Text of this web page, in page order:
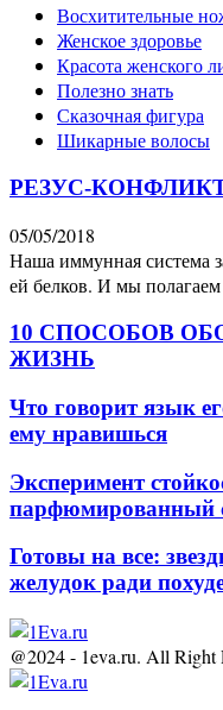
Восхитительные
Женское здоровье
Красота женского
Полезно знать
Сказочная фигура
Шикарные волосы
РЕЗУС-
05/05/2018
Наша иммунная система
ей белков. И мы
10 СПОСОБОВ
ЖИЗНЬ
Что говорит язык
ему нравишься
Эксперимент
парфюмированный
Готовы на все:
желудок ради
@2024 - 1eva.ru. All Right